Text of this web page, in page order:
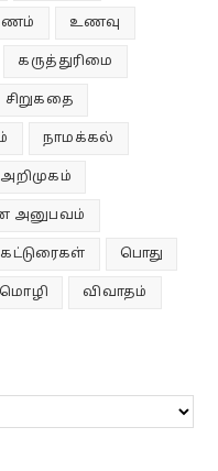
உணவு
கருத்துரிமை
சிறுகதை
நாமக்கல்
அனுபவம்
கட்டுரைகள் பொது
மொழி விவாதம்